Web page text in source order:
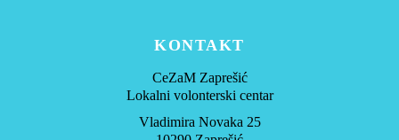
KONTAKT
CeZaM Zaprešić
Lokalni volonterski centar
Vladimira Novaka 25